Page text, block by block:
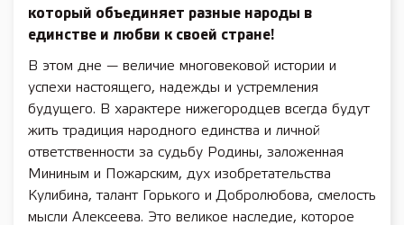
который объединяет разные народы в
единстве и любви к своей стране!
В этом дне — величие многовековой истории и
успехи настоящего, надежды и устремления
будущего. В характере нижегородцев всегда будут
жить традиция народного единства и личной
ответственности за судьбу Родины, заложенная
Мининым и Пожарским, дух изобретательства
Кулибина, талант Горького и Добролюбова, смелость
мысли Алексеева. Это великое наследие, которое